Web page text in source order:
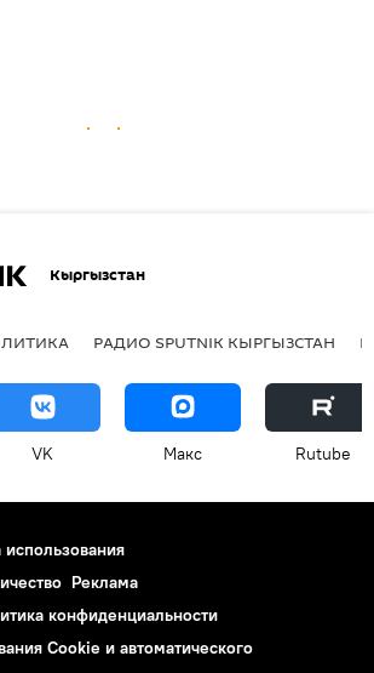
Кыргызстан
РАДИО SPUTNIK КЫРГЫЗСТАН
VK Макс Rutube
использования
Реклама
конфиденциальности
Cookie и автоматического